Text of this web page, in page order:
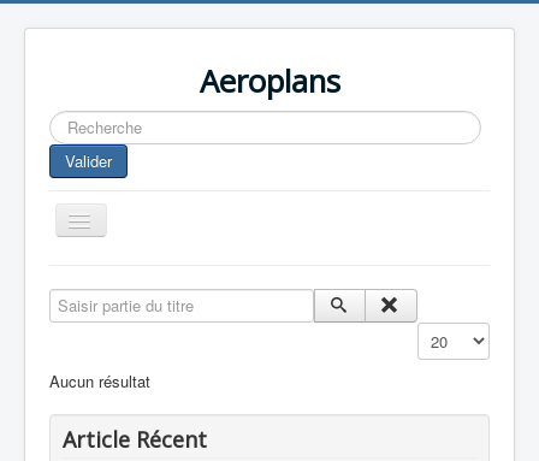
Aeroplans
Rechercher
Valider
Toggle
Navigation
Aviation Commerciale
Europespace
Saisir partie du titre
Affichage #
Aucun résultat
Article Récent